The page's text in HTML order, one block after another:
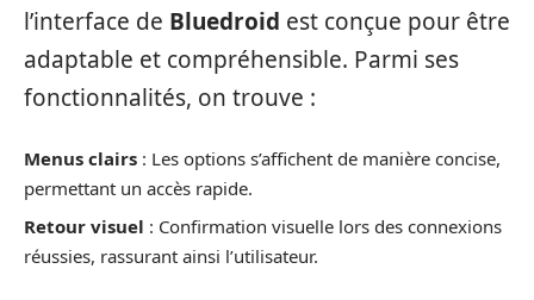
l’interface de Bluedroid est conçue pour être
adaptable et compréhensible. Parmi ses
fonctionnalités, on trouve :
Menus clairs : Les options s’affichent de manière concise,
permettant un accès rapide.
Retour visuel : Confirmation visuelle lors des connexions
réussies, rassurant ainsi l’utilisateur.